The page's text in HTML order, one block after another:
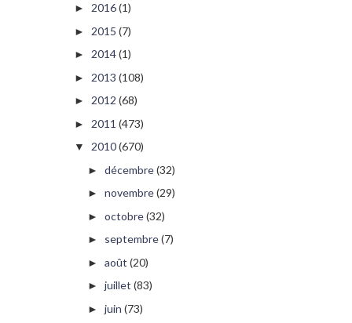
► 2016(1)
► 2015 (7)
► 2014(1)
► 2013 (108)
► 2012 (68)
► 2011 (473)
▼ 2010(670)
► décembre(32)
► novembre(29)
► octobre(32)
► septembre(7)
► août (20)
► juillet (83)
► juin (73)